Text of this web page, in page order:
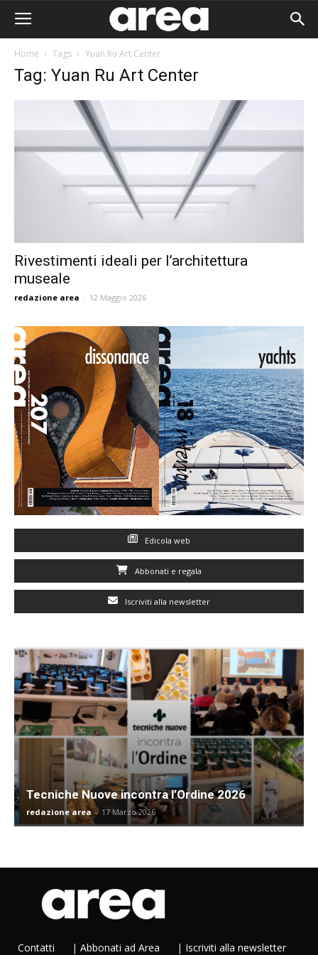
Home Tags Yuan Ru Art Center
Tag: Yuan Ru Art Center
Rivestimenti ideali per l’architettura
museale
redazione area - 12 Maggio 2026
Edicola web
Abbonati e regala
Iscriviti alla newsletter
Tecniche Nuove incontra l’Ordine 2026
redazione area - 17 Marzo 2026
Contatti | Abbonati ad Area | Iscriviti alla newsletter